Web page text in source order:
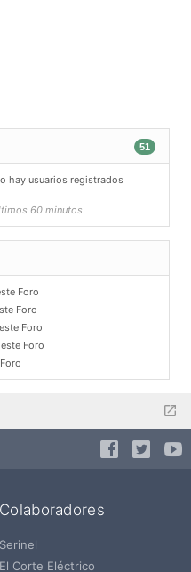
51
hay usuarios registrados
60 minutos
Foro
Foro
Foro
Foro
Colaboradores
Serinel
El Corte Eléctrico